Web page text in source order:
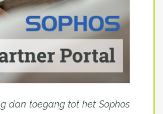
dan toegang tot het Sophos